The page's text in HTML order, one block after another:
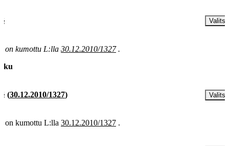
on kumottu L:lla 30.12.2010/1327 .
(30.12.2010/1327)
on kumottu L:lla 30.12.2010/1327 .